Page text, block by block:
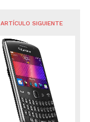
ARTÍCULO SIGUIENTE